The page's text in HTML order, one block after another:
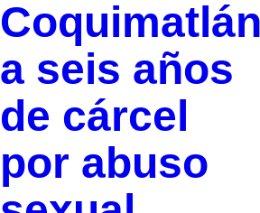
a seis años
de cárcel
por abuso